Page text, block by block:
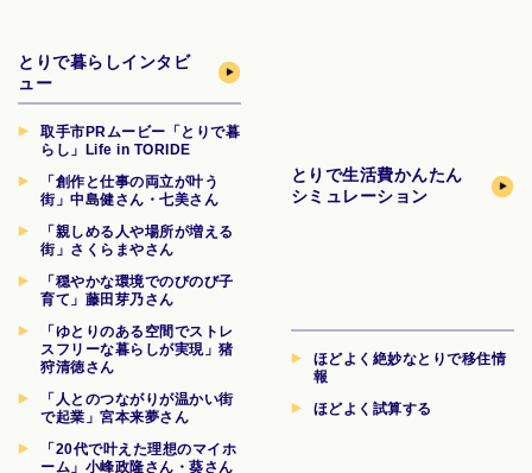
とりで暮らしインタビ
ュー
取手市PRムービー「とりで暮
らし」Life in TORIDE
「創作と仕事の両立が叶う
街」中島健さん・七美さん
「親しめる人や場所が増える
街」さくらまやさん
「穏やかな環境でのびのび子
育て」藤田芽乃さん
「ゆとりのある空間でストレ
スフリーな暮らしが実現」猪
狩清徳さん
「人とのつながりが温かい街
で起業」宮本来夢さん
「20代で叶えた理想のマイホ
ーム」小峰政隆さん・葵さん
とりで生活費かんたん
シミュレーション
ほどよく絶妙なとりで移住情
報
ほどよく試算する